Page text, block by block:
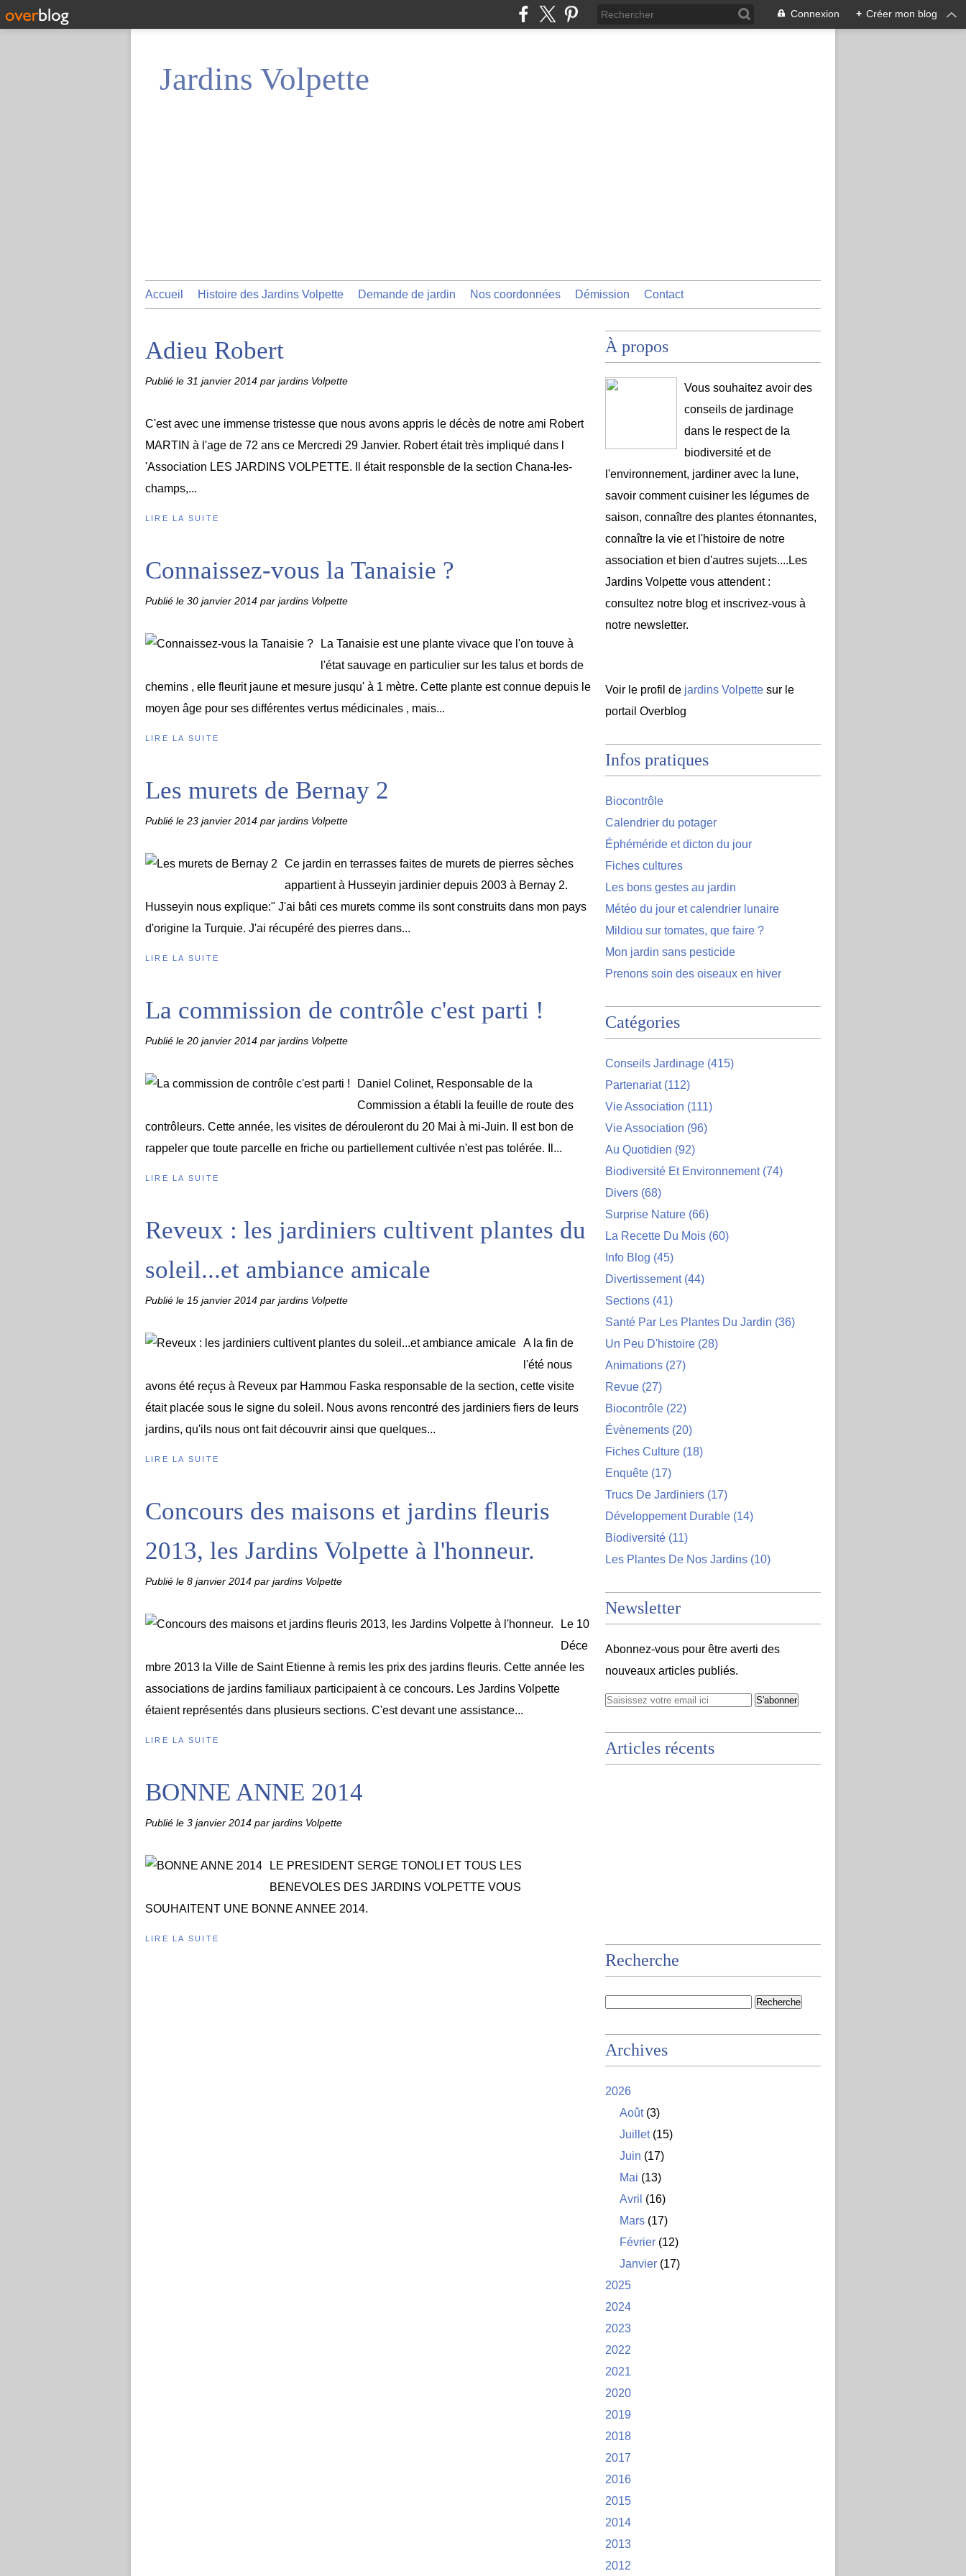
Connexion + Créer mon blog
Jardins Volpette
Accueil Histoire des Jardins Volpette Demande de jardin Nos coordonnées Démission Contact
Adieu Robert
Publié le 31 janvier 2014 par jardins Volpette
C'est avec une immense tristesse que nous avons appris le décès de notre ami Robert
MARTIN à l'age de 72 ans ce Mercredi 29 Janvier. Robert était très impliqué dans l
'Association LES JARDINS VOLPETTE. Il était responsble de la section Chana-les-
champs,...
LIRE LA SUITE
Connaissez-vous la Tanaisie ?
Publié le 30 janvier 2014 par jardins Volpette
La Tanaisie est une plante vivace que l'on touve à
l'état sauvage en particulier sur les talus et bords de
chemins , elle fleurit jaune et mesure jusqu' à 1 mètre. Cette plante est connue depuis le
moyen âge pour ses différentes vertus médicinales , mais...
LIRE LA SUITE
Les murets de Bernay 2
Publié le 23 janvier 2014 par jardins Volpette
Ce jardin en terrasses faites de murets de pierres sèches
appartient à Husseyin jardinier depuis 2003 à Bernay 2.
Husseyin nous explique:" J'ai bâti ces murets comme ils sont construits dans mon pays
d'origine la Turquie. J'ai récupéré des pierres dans...
LIRE LA SUITE
La commission de contrôle c'est parti !
Publié le 20 janvier 2014 par jardins Volpette
Daniel Colinet, Responsable de la
Commission a établi la feuille de route des
contrôleurs. Cette année, les visites de dérouleront du 20 Mai à mi-Juin. Il est bon de
rappeler que toute parcelle en friche ou partiellement cultivée n'est pas tolérée. Il...
LIRE LA SUITE
Reveux : les jardiniers cultivent plantes du
soleil...et ambiance amicale
Publié le 15 janvier 2014 par jardins Volpette
A la fin de
l'été nous
avons été reçus à Reveux par Hammou Faska responsable de la section, cette visite
était placée sous le signe du soleil. Nous avons rencontré des jardiniers fiers de leurs
jardins, qu'ils nous ont fait découvrir ainsi que quelques...
LIRE LA SUITE
Concours des maisons et jardins fleuris
2013, les Jardins Volpette à l'honneur.
Publié le 8 janvier 2014 par jardins Volpette
Le 10
Déce
mbre 2013 la Ville de Saint Etienne à remis les prix des jardins fleuris. Cette année les
associations de jardins familiaux participaient à ce concours. Les Jardins Volpette
étaient représentés dans plusieurs sections. C'est devant une assistance...
LIRE LA SUITE
BONNE ANNE 2014
Publié le 3 janvier 2014 par jardins Volpette
LE PRESIDENT SERGE TONOLI ET TOUS LES
BENEVOLES DES JARDINS VOLPETTE VOUS
SOUHAITENT UNE BONNE ANNEE 2014.
LIRE LA SUITE
À propos
Vous souhaitez avoir des
conseils de jardinage
dans le respect de la
biodiversité et de
l'environnement, jardiner avec la lune,
savoir comment cuisiner les légumes de
saison, connaître des plantes étonnantes,
connaître la vie et l'histoire de notre
association et bien d'autres sujets....Les
Jardins Volpette vous attendent :
consultez notre blog et inscrivez-vous à
notre newsletter.
Voir le profil de jardins Volpette sur le
portail Overblog
Infos pratiques
Biocontrôle
Calendrier du potager
Éphéméride et dicton du jour
Fiches cultures
Les bons gestes au jardin
Météo du jour et calendrier lunaire
Mildiou sur tomates, que faire ?
Mon jardin sans pesticide
Prenons soin des oiseaux en hiver
Catégories
Conseils Jardinage (415)
Partenariat(112)
Vie Association (111)
Vie Association (96)
Au Quotidien (92)
Biodiversité Et Environnement(74)
Divers (68)
Surprise Nature (66)
La Recette Du Mois (60)
Info Blog (45)
Divertissement(44)
Sections (41)
Santé Par Les Plantes Du Jardin (36)
Un Peu D'histoire (28)
Animations (27)
Revue (27)
Biocontrôle (22)
Évènements (20)
Fiches Culture (18)
Enquête (17)
Trucs De Jardiniers (17)
Développement Durable (14)
Biodiversité (11)
Les Plantes De Nos Jardins (10)
Newsletter
Abonnez-vous pour être averti des
nouveaux articles publiés.
Articles récents
Recherche
Archives
2026
Août(3)
Juillet(15)
Juin (17)
Mai (13)
Avril (16)
Mars (17)
Février (12)
Janvier (17)
2025
2024
2023
2022
2021
2020
2019
2018
2017
2016
2015
2014
2013
2012